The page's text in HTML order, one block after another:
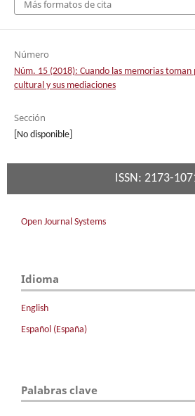
Más formatos de cita
Número
Núm. 15 (2018): Cuando las memorias
cultural y sus mediaciones
Sección
[No disponible]
ISSN: 2173-
Open Journal Systems
Idioma
English
Español (España)
Palabras clave